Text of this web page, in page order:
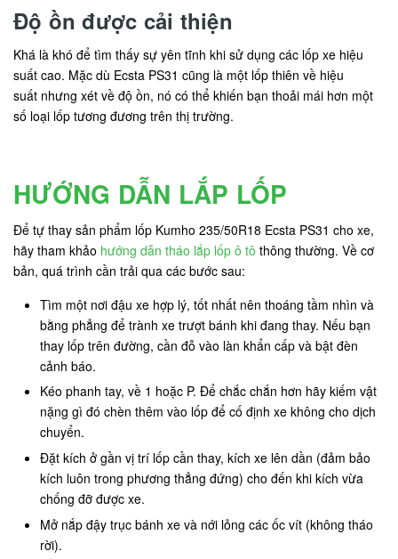
Độ ồn được cải thiện
Khá là khó để tìm thấy sự yên tĩnh khi sử dụng các lốp xe hiệu
suất cao. Mặc dù Ecsta PS31 cũng là một lốp thiên về hiệu
suất nhưng xét về độ ồn, nó có thể khiến bạn thoải mái hơn một
số loại lốp tương đương trên thị trường.
HƯỚNG DẪN LẮP LỐP
Để tự thay sản phẩm lốp Kumho 235/50R18 Ecsta PS31 cho xe,
hãy tham khảo hướng dẫn tháo lắp lốp ô tô thông thường. Về cơ
bản, quá trình cần trải qua các bước sau:
Tìm một nơi đậu xe hợp lý, tốt nhất nên thoáng tầm nhìn và
bằng phẳng để trành xe trượt bánh khi đang thay. Nếu bạn
thay lốp trên đường, cần đỗ vào làn khẩn cấp và bật đèn
cảnh báo.
Kéo phanh tay, về 1 hoặc P. Để chắc chắn hơn hãy kiếm vật
nặng gì đó chèn thêm vào lốp để cố định xe không cho dịch
chuyển.
Đặt kích ở gần vị trí lốp cần thay, kích xe lên dần (đảm bảo
kích luôn trong phương thẳng đứng) cho đến khi kích vừa
chống đỡ được xe.
Mở nắp đậy trục bánh xe và nới lỏng các ốc vít (không tháo
rời).